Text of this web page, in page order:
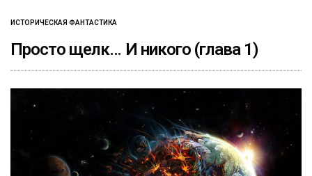
ИСТОРИЧЕСКАЯ ФАНТАСТИКА
Просто щелк… И никого (глава 1)